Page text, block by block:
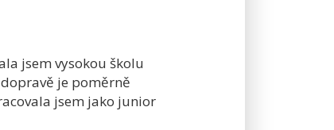
jsem vysokou školu
je poměrně
jsem jako junior